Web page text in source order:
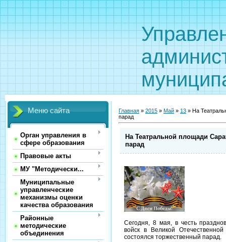
Меню сайта
Орган управления в
сфере образования
Правовые акты
МУ "Методически...
Муниципальные
управленческие
механизмы оценки
качества образования
Районные
методические
объединения
Главная » 2015 » Май » 13 » На
парад
На Театральной площади
парад
Сегодня, 8 мая, в честь
войск в Великой
состоялся торжественный парад.